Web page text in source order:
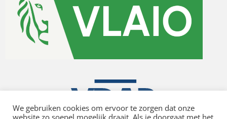
We gebruiken cookies om ervoor te zorgen dat onze
website zo soepel mogelijk draait. Als je doorgaat met het